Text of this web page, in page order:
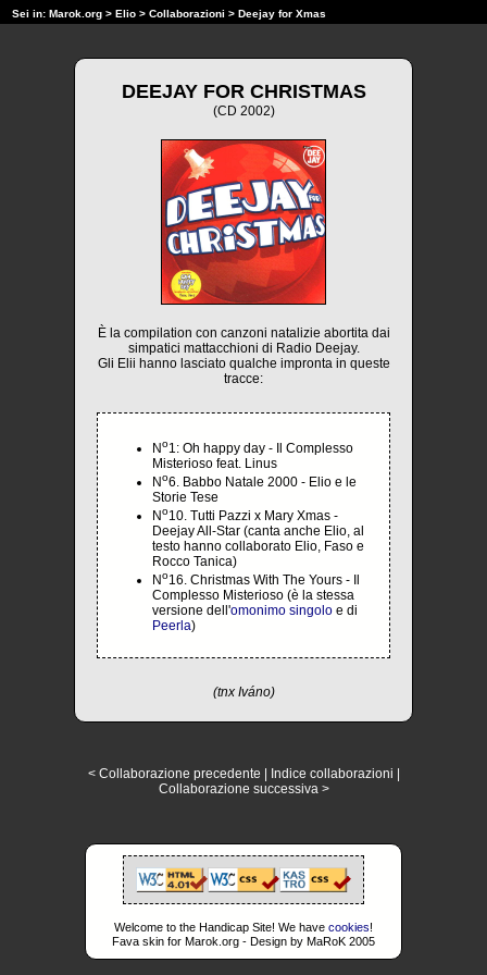
Sei in: Marok.org > Elio > Collaborazioni > Deejay for Xmas
DEEJAY FOR CHRISTMAS
(CD 2002)
È la compilation con canzoni natalizie abortita dai
simpatici mattacchioni di Radio Deejay.
Gli Elii hanno lasciato qualche impronta in queste
tracce:
No1: Oh happy day - Il Complesso
Misterioso feat. Linus
No6. Babbo Natale 2000 - Elio e le
Storie Tese
No10. Tutti Pazzi x Mary Xmas -
Deejay All-Star (canta anche Elio, al
testo hanno collaborato Elio, Faso e
Rocco Tanica)
No16. Christmas With The Yours - Il
Complesso Misterioso (è la stessa
versione dell'omonimo singolo e di
Peerla)
(tnx Iváno)
< Collaborazione precedente Indice collaborazioni
Collaborazione successiva >
Welcome to the Handicap Site! We have cookies!
Fava skin for Marok.org - Design by MaRoK 2005